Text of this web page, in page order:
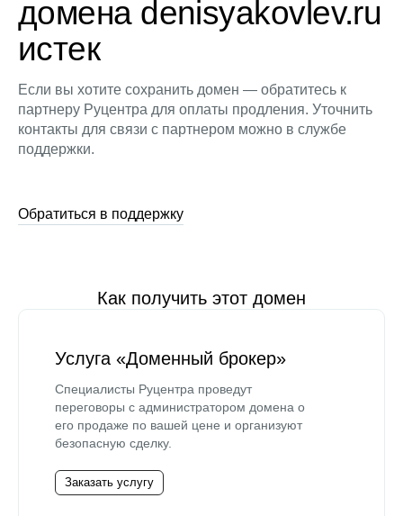
домена denisyakovlev.ru
истек
Если вы хотите сохранить домен — обратитесь к
партнеру Руцентра для оплаты продления. Уточнить
контакты для связи с партнером можно в службе
поддержки.
Обратиться в поддержку
Как получить этот домен
Услуга «Доменный брокер»
Специалисты Руцентра проведут
переговоры с администратором домена о
его продаже по вашей цене и организуют
безопасную сделку.
Заказать услугу